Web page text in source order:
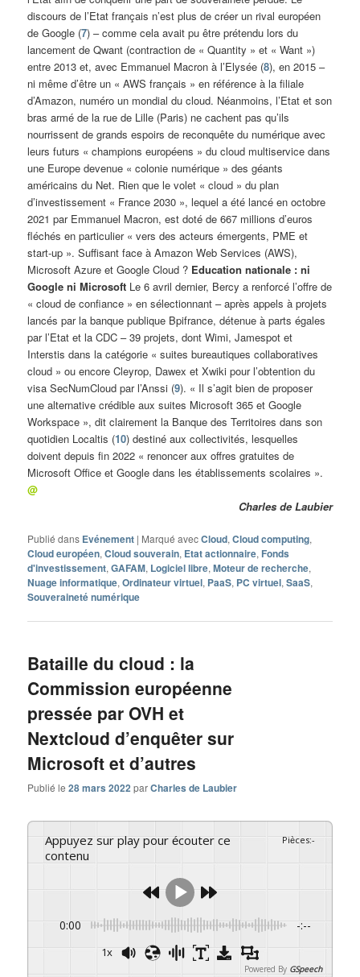
discours de l’Etat français n’est plus de créer un rival européen
de Google (7) – comme cela avait pu être prétendu lors du
lancement de Qwant (contraction de « Quantity » et « Want »)
entre 2013 et, avec Emmanuel Macron à l’Elysée (8), en 2015 –
ni même d’être un « AWS français » en référence à la filiale
d’Amazon, numéro un mondial du cloud. Néanmoins, l’Etat et son
bras armé de la rue de Lille (Paris) ne cachent pas qu’ils
nourrissent de grands espoirs de reconquête du numérique avec
leurs futurs « champions européens » du cloud multiservice dans
une Europe devenue « colonie numérique » des géants
américains du Net. Rien que le volet « cloud » du plan
d’investissement « France 2030 », lequel a été lancé en octobre
2021 par Emmanuel Macron, est doté de 667 millions d’euros
fléchés en particulier « vers des acteurs émergents, PME et
start-up ». Suffisant face à Amazon Web Services (AWS),
Microsoft Azure et Google Cloud ? Education nationale : ni
Google ni Microsoft Le 6 avril dernier, Bercy a renforcé l’offre de
« cloud de confiance » en sélectionnant – après appels à projets
lancés par la banque publique Bpifrance, détenue à parts égales
par l’Etat et la CDC – 39 projets, dont Wimi, Jamespot et
Interstis dans la catégorie « suites bureautiques collaboratives
cloud » ou encore Cleyrop, Dawex et Xwiki pour l’obtention du
visa SecNumCloud par l’Anssi (9). « Il s’agit bien de proposer
une alternative crédible aux suites Microsoft 365 et Google
Workspace », dit clairement la Banque des Territoires dans son
quotidien Localtis (10) destiné aux collectivités, lesquelles
doivent depuis fin 2022 « renoncer aux offres gratuites de
Microsoft Office et Google dans les établissements scolaires ».
@
Charles de Laubier
Publié dans Evénement | Marqué avecCloud,Cloud computing,
Cloud européen,Cloud souverain, Etat actionnaire, Fonds
d'investissement,GAFAM, Logiciel libre,Moteur de recherche,
Nuage informatique,Ordinateur virtuel, PaaS, PC virtuel,SaaS,
Souveraineté numérique
Bataille du cloud : la
Commission européenne
pressée par OVH et
Nextcloud d’enquêter sur
Microsoft et d’autres
Publié le28 mars 2022parCharles de Laubier
Appuyez sur play pour écouter ce
contenu
Pièces:-
0:00 -:--
1x
Powered By GSpeech